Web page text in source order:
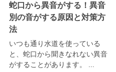
蛇口から異音がする！異音
別の音がする原因と対策方
法
いつも通り水道を使っている
と、蛇口から聞きなれない異音
がすることがあります。 ...